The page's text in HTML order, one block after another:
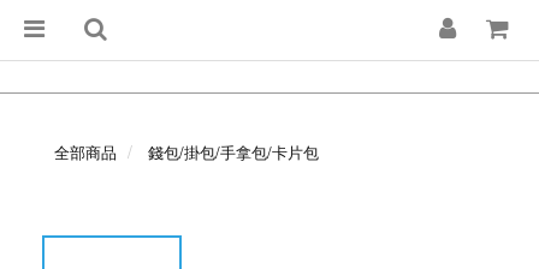
全部商品 錢包/掛包/手拿包/卡片包